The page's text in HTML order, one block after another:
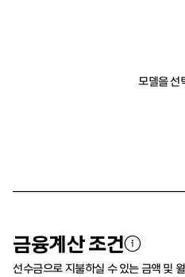
모델을 선
금융계산 조건
선수금으로 지불하실 수 있는 금액 및